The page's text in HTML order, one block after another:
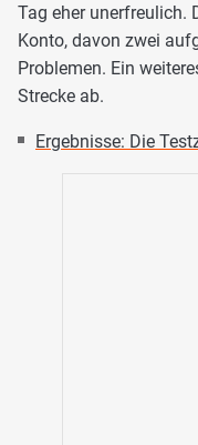
Tag eher unerfreulich.
Konto, davon zwei
Problemen. Ein
Strecke ab.
Ergebnisse: Die